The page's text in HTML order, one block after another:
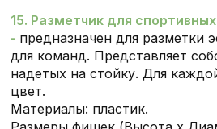
15. Разметчик для
- предназначен для разметки
для команд. Представляет
надетых на стойку. Для
цвет.
Материалы: пластик.